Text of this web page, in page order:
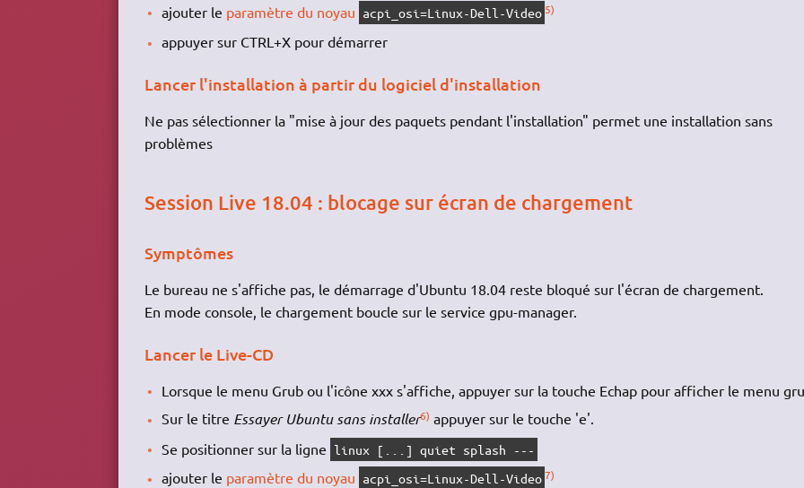
ajouter le paramètre du noyau acpi_osi=Linux-Dell-Video 5)
appuyer sur CTRL+X pour démarrer
Lancer l'installation à partir du logiciel d'installation
Ne pas sélectionner la "mise à jour des paquets pendant l'installation" permet une installation sans
problèmes
Session Live 18.04 : blocage sur écran de chargement
Symptômes
Le bureau ne s'affiche pas, le démarrage d'Ubuntu 18.04 reste bloqué sur l'écran de chargement.
En mode console, le chargement boucle sur le service gpu-manager.
Lancer le Live-CD
Lorsque le menu Grub ou l'icône xxx s'affiche, appuyer sur la touche Echap pour afficher le menu
Sur le titre Essayer Ubuntu sans installer6) appuyer sur le touche 'e'.
Se positionner sur la ligne linux [...] quiet splash ---
ajouter le paramètre du noyau acpi_osi=Linux-Dell-Video 7)